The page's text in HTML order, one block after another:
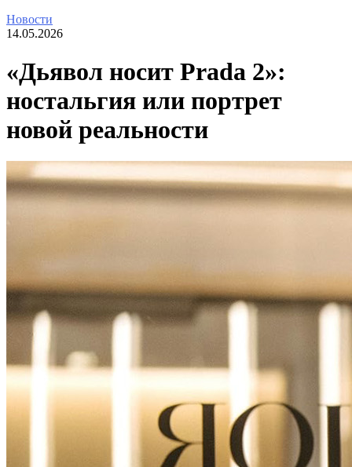
Новости
14.05.2026
«Дьявол носит Prada 2»:
ностальгия или портрет
новой реальности